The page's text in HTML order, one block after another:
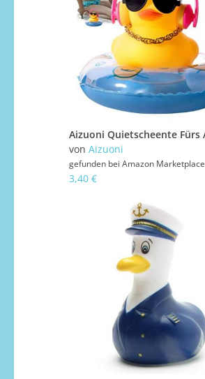
von Aizuoni
gefunden bei Amazon Marketplace
3,40 €